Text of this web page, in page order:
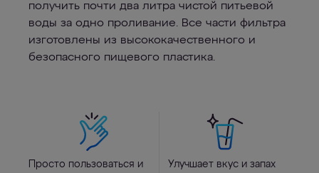
получить почти два литра чистой питьевой
воды за одно проливание. Все части фильтра
изготовлены из высококачественного и
безопасного пищевого пластика.
Просто пользоваться и
Улучшает вкус и запах